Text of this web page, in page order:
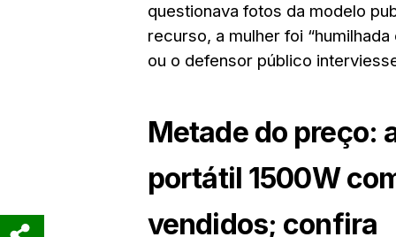
questionava fotos da modelo
recurso, a mulher foi
ou o defensor público
Metade do preço:
portátil 1500W
vendidos; confira